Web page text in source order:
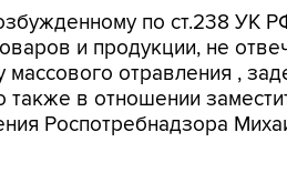
по ст.238 УК
и продукции, не
массового отравления ,
также в отношении
Роспотребнадзора